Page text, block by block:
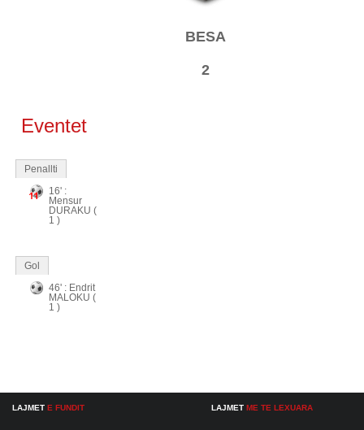
BESA
2
Eventet
Penallti
16' :
Mensur
DURAKU (
1 )
Gol
46' : Endrit
MALOKU (
1 )
LAJMET E FUNDIT LAJMET ME TE LEXUARA